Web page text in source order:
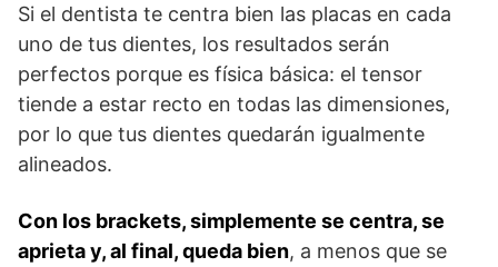
Si el dentista te centra bien las placas en cada
uno de tus dientes, los resultados serán
perfectos porque es física básica: el tensor
tiende a estar recto en todas las dimensiones,
por lo que tus dientes quedarán igualmente
alineados.
Con los brackets, simplemente se centra, se
aprieta y, al final, queda bien, a menos que se